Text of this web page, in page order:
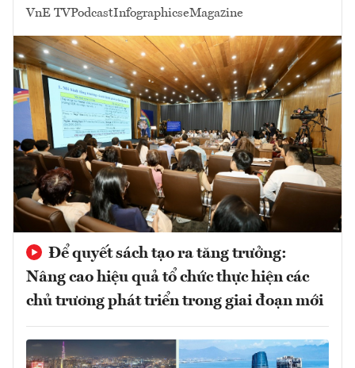
VnE TVPodcastInfographicseMagazine
Để quyết sách tạo ra tăng trưởng:
Nâng cao hiệu quả tổ chức thực hiện các
chủ trương phát triển trong giai đoạn mới